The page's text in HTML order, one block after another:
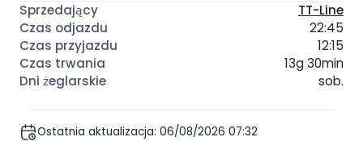
TT-Line
22:45
12:15
13g 30min
sob.
Ostatnia aktualizacja: 06/08/2026 07:32